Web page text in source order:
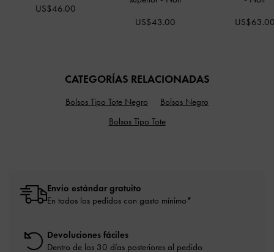
US$46.00
US$43.00
CATEGORÍAS RELACIONADAS
Bolsos Tipo Tote Negro
Bolsos Negro
Bolsos Tipo Tote
Envío estándar gratuito
En todos los pedidos con gasto mínimo*
Devoluciones fáciles
Dentro de los 30 días posteriores al pedido